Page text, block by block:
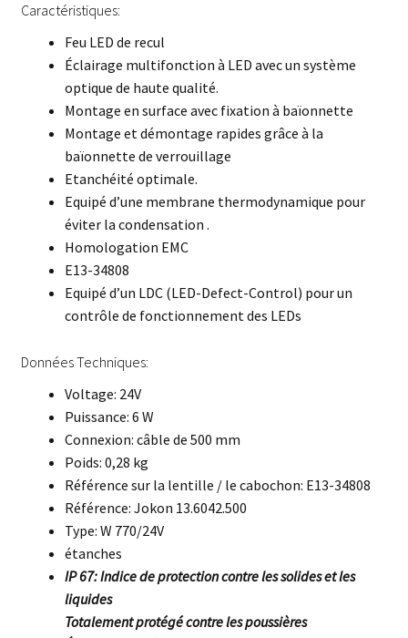
Caractéristiques:
Feu LED de recul
Éclairage multifonction à LED avec un système
optique de haute qualité.
Montage en surface avec fixation à baïonnette
Montage et démontage rapides grâce à la
baïonnette de verrouillage
Etanchéité optimale.
Equipé d’une membrane thermodynamique pour
éviter la condensation .
Homologation EMC
E13-34808
Equipé d’un LDC (LED-Defect-Control) pour un
contrôle de fonctionnement des LEDs
Données Techniques:
Voltage: 24V
Puissance: 6 W
Connexion: câble de 500 mm
Poids: 0,28 kg
Référence sur la lentille / le cabochon: E13-34808
Référence: Jokon 13.6042.500
Type: W 770/24V
étanches
IP 67: Indice de protection contre les solides et les
liquides
Totalement protégé contre les poussières